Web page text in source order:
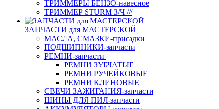
ТРИММЕРЫ БЕНЗО-навесное
ТРИММЕР STURM З/Ч ///
ЗАПЧАСТИ для МАСТЕРСКОЙ
МАСЛА, СМАЗКИ-присадки
ПОДШИПНИКИ-запчасти
РЕМНИ-запчасти
РЕМНИ ЗУБЧАТЫЕ
РЕМНИ РУЧЕЙКОВЫЕ
РЕМНИ КЛИНОВЫЕ
СВЕЧИ ЗАЖИГАНИЯ-запчасти
ШИНЫ ДЛЯ ПИЛ-запчасти